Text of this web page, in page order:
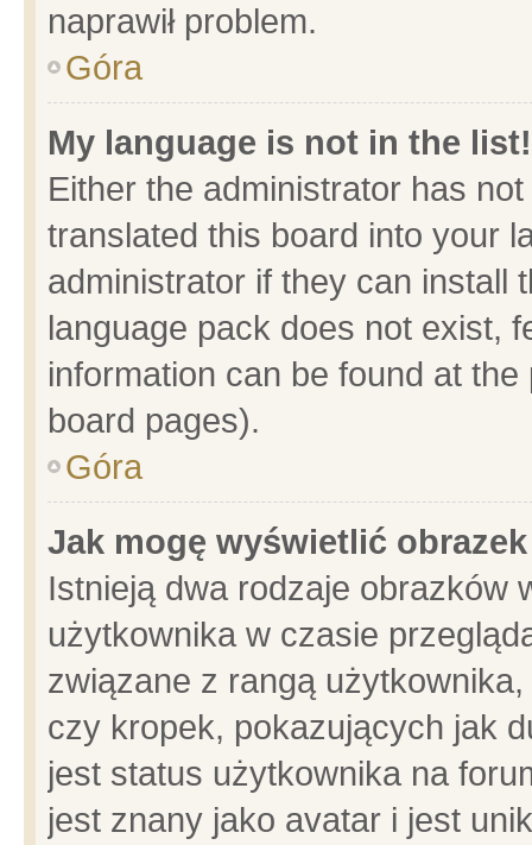
naprawił problem.
Góra
My language is not in the list!
Either the administrator has
translated this board into your
administrator if they can install
language pack does not exist,
information can be found at
board pages).
Góra
Jak mogę wyświetlić
Istnieją dwa rodzaje obrazków
użytkownika w czasie
związane z rangą
czy kropek, pokazujących jak
jest status użytkownika na
jest znany jako avatar i jest